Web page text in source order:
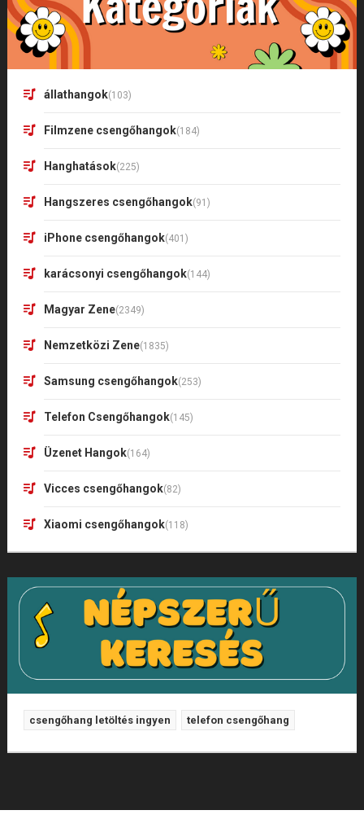
állathangok(103)
Filmzene csengőhangok(184)
Hanghatások(225)
Hangszeres csengőhangok(91)
iPhone csengőhangok(401)
karácsonyi csengőhangok(144)
Magyar Zene(2349)
Nemzetközi Zene(1835)
Samsung csengőhangok(253)
Telefon Csengőhangok(145)
Üzenet Hangok(164)
Vicces csengőhangok(82)
Xiaomi csengőhangok(118)
csengőhang letöltés ingyen telefon csengőhang